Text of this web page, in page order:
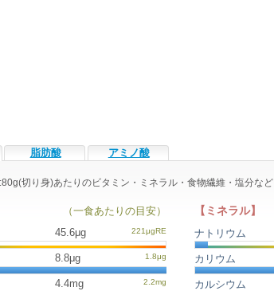
脂肪酸 アミノ酸
切り身)あたりのビタミン・ミネラル・食物繊維・塩分など
（一食あたりの目安）
45.6μg
8.8μg
4.4mg
【ミネラル】
ナトリウム
カリウム
カルシウム